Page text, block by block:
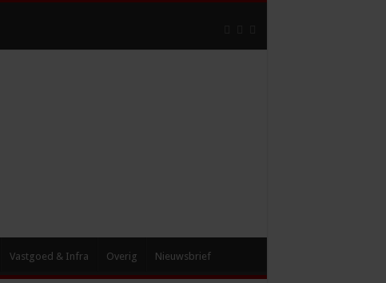
Vastgoed & Infra Overig Nieuwsbrief